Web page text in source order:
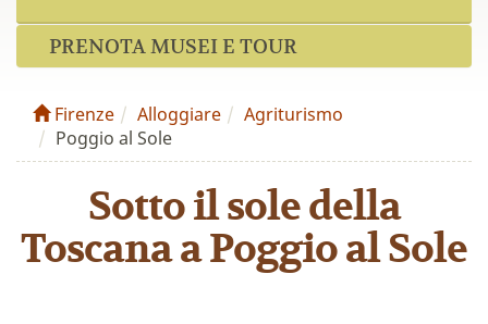
PRENOTA MUSEI E TOUR
Firenze Alloggiare
Agriturismo
Poggio al Sole
Sotto il sole della
Toscana a Poggio al Sole